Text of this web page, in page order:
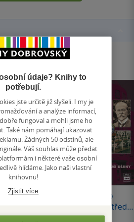
1 pro
- Pravěk a
Dějepis 4 pro
gymnázia a střední
školy - Nejnovější
údaje? Knihy to
potřebují.
jste určitě již slyšeli. I my je
a analýze informací,
fungoval a mohli jsme ho
Také nám pomáhají ukazovat
Žádných 50 odstínů, ale
Váš souhlas může předat
i některé vaše osobní
hlídáme. Jako naši vlastní
knihovnu!
Zjistit více